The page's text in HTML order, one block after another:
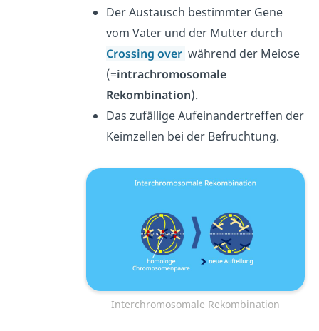
Der Austausch bestimmter Gene
vom Vater und der Mutter durch
Crossing over während der Meiose
(=intrachromosomale
Rekombination).
Das zufällige Aufeinandertreffen der
Keimzellen bei der Befruchtung.
Interchromosomale Rekombination